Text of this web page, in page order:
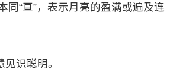
同“亘”，表示月亮的盈满或遍及连
识聪明。